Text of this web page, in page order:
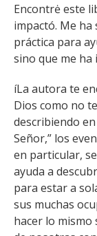
Encontrė este
impactó. Me
práctica para
sino que me ha
íLa autora te
Dios como no
describiendo
Señor,” los
en particular,
ayuda a
para estar a
sus muchas
hacer lo mismo